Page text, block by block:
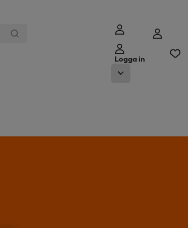
Logga in